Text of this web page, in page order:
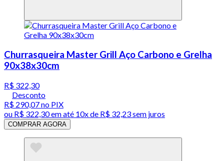
Churrasqueira Master Grill Aço Carbono e Grelha
90x38x30cm
R$ 322,30
Desconto
R$ 290,07no PIX
ou R$ 322,30em até 10x de R$ 32,23 sem juros
COMPRAR AGORA